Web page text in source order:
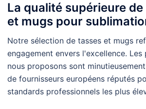
La qualité supérieure
et mugs pour
Notre sélection de tasses et mugs
engagement envers l'excellence.
nous proposons sont
de fournisseurs européens réputés
standards professionnels les plus